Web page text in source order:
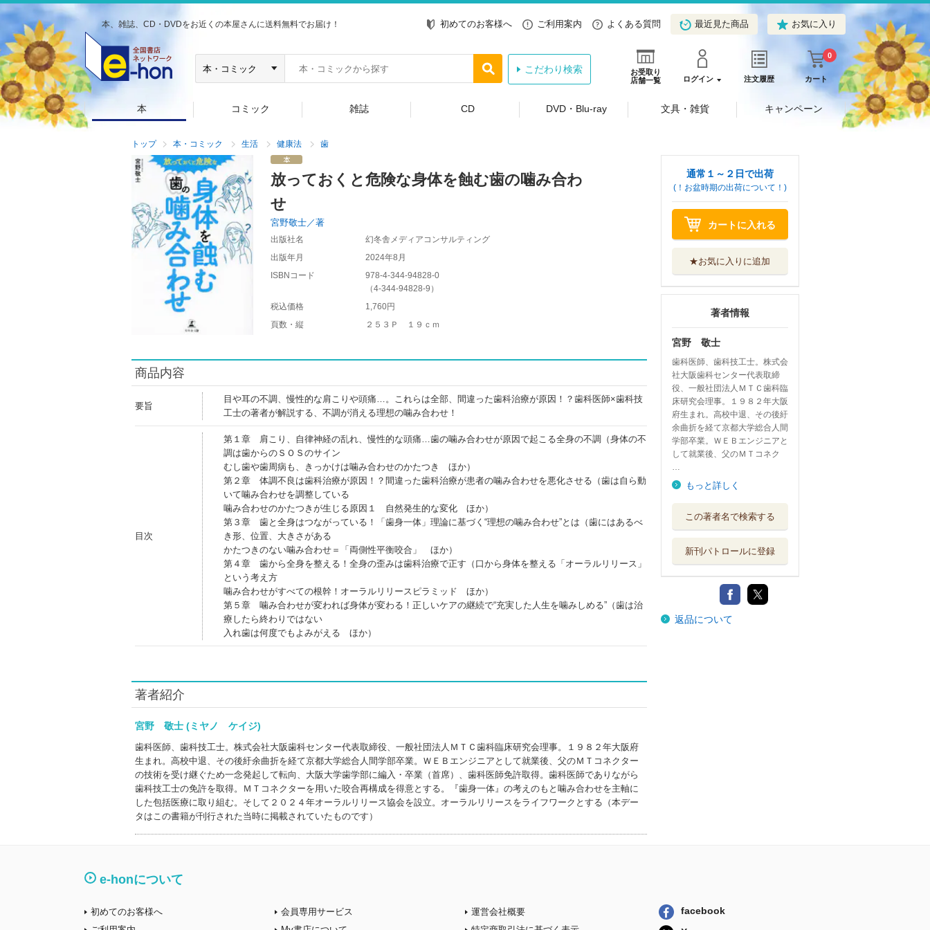
本、雑誌、CD・DVDをお近くの本屋さんに送料無料でお届け！ 初めてのお客様へ ご利用案内 よくある質問 最近見た商品 お気に入り
お受取り
店舗一覧
ログイン 注文履歴 カート
0
こだわり検索
本 コミック 雑誌 CD DVD・Blu-ray 文具・雑貨 キャンペーン
トップ 本・コミック 生活 健康法 歯
放っておくと危険な身体を蝕む歯の噛み合わ
せ
宮野敬士／著
出版社名
幻冬舎メディアコンサルティング
出版年月
2024年8月
ISBNコード
978-4-344-94828-0
（4-344-94828-9 ）
税込価格
1,760円
頁数・縦
２５３Ｐ １９ｃｍ
商品内容
要旨
目や耳の不調、慢性的な肩こりや頭痛…。これらは全部、間違った歯科治療が原因！？歯科医師×歯科技
工士の著者が解説する、不調が消える理想の噛み合わせ！
目次
第１章 肩こり、自律神経の乱れ、慢性的な頭痛…歯の噛み合わせが原因で起こる全身の不調（身体の不
調は歯からのＳＯＳのサイン
むし歯や歯周病も、きっかけは噛み合わせのかたつき ほか）
第２章 体調不良は歯科治療が原因！？間違った歯科治療が患者の噛み合わせを悪化させる（歯は自ら動
いて噛み合わせを調整している
噛み合わせのかたつきが生じる原因１ 自然発生的な変化 ほか）
第３章 歯と全身はつながっている！「歯身一体」理論に基づく“理想の噛み合わせ”とは（歯にはあるべ
き形、位置、大きさがある
かたつきのない噛み合わせ＝「両側性平衡咬合」 ほか）
第４章 歯から全身を整える！全身の歪みは歯科治療で正す（口から身体を整える「オーラルリリース」
という考え方
噛み合わせがすべての根幹！オーラルリリースピラミッド ほか）
第５章 噛み合わせが変われば身体が変わる！正しいケアの継続で“充実した人生を噛みしめる”（歯は治
療したら終わりではない
入れ歯は何度でもよみがえる ほか）
著者紹介
宮野 敬士 (ミヤノ ケイジ)
歯科医師、歯科技工士。株式会社大阪歯科センター代表取締役、一般社団法人ＭＴＣ歯科臨床研究会理事。１９８２年大阪府
生まれ。高校中退、その後紆余曲折を経て京都大学総合人間学部卒業。ＷＥＢエンジニアとして就業後、父のＭＴコネクター
の技術を受け継ぐため一念発起して転向、大阪大学歯学部に編入・卒業（首席）、歯科医師免許取得。歯科医師でありながら
歯科技工士の免許を取得。ＭＴコネクターを用いた咬合再構成を得意とする。『歯身一体』の考えのもと噛み合わせを主軸に
した包括医療に取り組む。そして２０２４年オーラルリリース協会を設立。オーラルリリースをライフワークとする（本デー
タはこの書籍が刊行された当時に掲載されていたものです）
通常１～２日で出荷
(！お盆時期の出荷について！)
カートに入れる
★お気に入りに追加
著者情報
宮野 敬士
歯科医師、歯科技工士。株式会
社大阪歯科センター代表取締
役、一般社団法人ＭＴＣ歯科臨
床研究会理事。１９８２年大阪
府生まれ。高校中退、その後紆
余曲折を経て京都大学総合人間
学部卒業。ＷＥＢエンジニアと
して就業後、父のＭＴコネク
…
もっと詳しく
この著者名で検索する
新刊パトロールに登録
返品について
e-honについて
初めてのお客様へ
会員専用サービス
運営会社概要
facebook